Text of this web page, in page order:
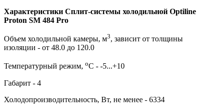
Характеристики Сплит-системы холодильной Optiline
Proton SM 484 Pro
Объем холодильной камеры, м3, зависит от толщины
изоляции - от 48.0 до 120.0
Температурный режим, оС - -5...+10
Габарит - 4
Холодопроизводительность, Вт, не менее - 6334